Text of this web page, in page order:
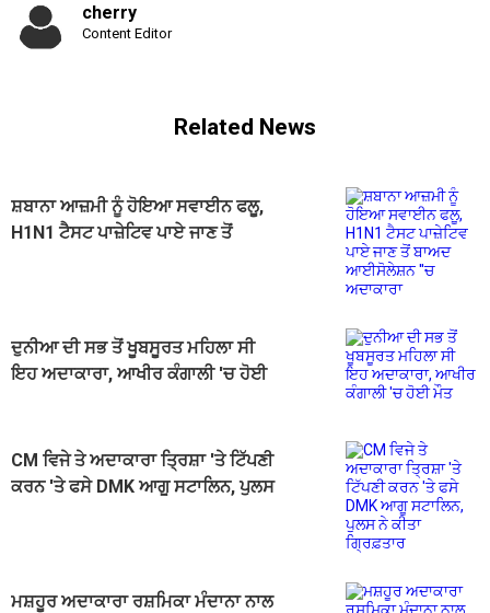
cherry
Content Editor
Related News
ਸ਼ਬਾਨਾ ਆਜ਼ਮੀ ਨੂੰ ਹੋਇਆ ਸਵਾਈਨ ਫਲੂ,
H1N1 ਟੈਸਟ ਪਾਜ਼ੇਟਿਵ ਪਾਏ ਜਾਣ ਤੋਂ
ਦੁਨੀਆ ਦੀ ਸਭ ਤੋਂ ਖੂਬਸੂਰਤ ਮਹਿਲਾ ਸੀ
ਇਹ ਅਦਾਕਾਰਾ, ਆਖੀਰ ਕੰਗਾਲੀ 'ਚ ਹੋਈ
CM ਵਿਜੇ ਤੇ ਅਦਾਕਾਰਾ ਤ੍ਰਿਸ਼ਾ 'ਤੇ ਟਿੱਪਣੀ
ਕਰਨ 'ਤੇ ਫਸੇ DMK ਆਗੂ ਸਟਾਲਿਨ, ਪੁਲਸ
ਮਸ਼ਹੂਰ ਅਦਾਕਾਰਾ ਰਸ਼ਮਿਕਾ ਮੰਦਾਨਾ ਨਾਲ